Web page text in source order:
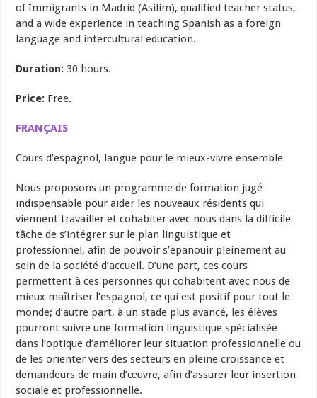
of Immigrants in Madrid (Asilim), qualified teacher status,
and a wide experience in teaching Spanish as a foreign
language and intercultural education.
Duration: 30 hours.
Price: Free.
FRANÇAIS
Cours d’espagnol, langue pour le mieux-vivre ensemble
Nous proposons un programme de formation jugé
indispensable pour aider les nouveaux résidents qui
viennent travailler et cohabiter avec nous dans la difficile
tâche de s’intégrer sur le plan linguistique et
professionnel, afin de pouvoir s’épanouir pleinement au
sein de la société d’accueil. D’une part, ces cours
permettent à ces personnes qui cohabitent avec nous de
mieux maîtriser l’espagnol, ce qui est positif pour tout le
monde; d’autre part, à un stade plus avancé, les élèves
pourront suivre une formation linguistique spécialisée
dans l’optique d’améliorer leur situation professionnelle ou
de les orienter vers des secteurs en pleine croissance et
demandeurs de main d’œuvre, afin d’assurer leur insertion
sociale et professionnelle.